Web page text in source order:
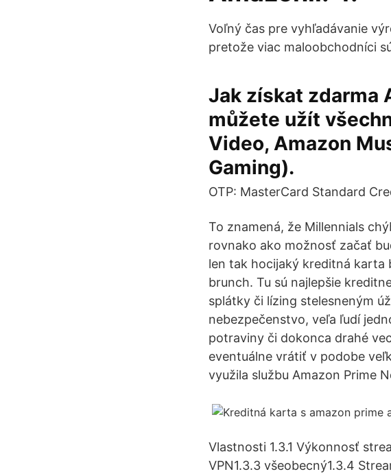
Voľný čas pre vyhľadávanie
pretože viac maloobchodníci
Jak získat zdarma
můžete užít
Video, Amazon
Gaming).
OTP: MasterCard Standard
To znamená, že Millennials
rovnako ako možnosť začať
len tak hocijaký kreditná karta
brunch. Tu sú najlepšie
splátky či lízing stelesneným
nebezpečenstvo, veľa ľudí
potraviny či dokonca drahé
eventuálne vrátiť v podobe
využila službu Amazon Prime
Vlastnosti 1.3.1 Výkonnosť
VPN1.3.3 všeobecný1.3.4